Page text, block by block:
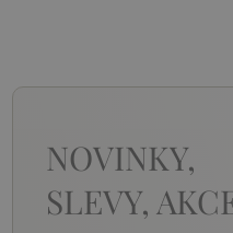
NOVINKY,
SLEVY,